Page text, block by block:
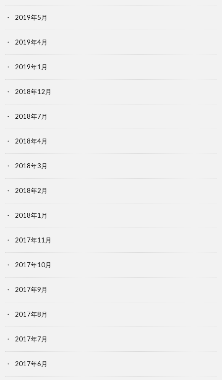
2019年5月
2019年4月
2019年1月
2018年12月
2018年7月
2018年4月
2018年3月
2018年2月
2018年1月
2017年11月
2017年10月
2017年9月
2017年8月
2017年7月
2017年6月